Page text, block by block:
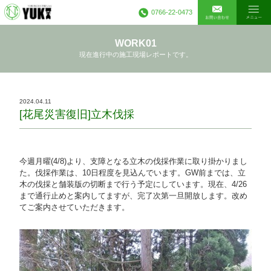
0766-22-0473
WORK01
現在進行中の施工現場レポートです。
2024.04.11
[花尾災害復旧]立木伐採
今週月曜(4/8)より、支障となる立木の伐採作業に取り掛かりまし
た。伐採作業は、10日程度を見込んでいます。GW前までは、立
木の伐採と舗装版の切断まで行う予定にしています。現在、4/26
まで通行止めと案内してますが、完了次第一旦開放します。改め
てご案内させていただきます。